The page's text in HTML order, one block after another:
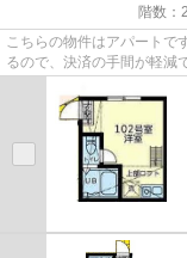
階数：
こちらの物件はアパートで
るので、決済の手間が軽減